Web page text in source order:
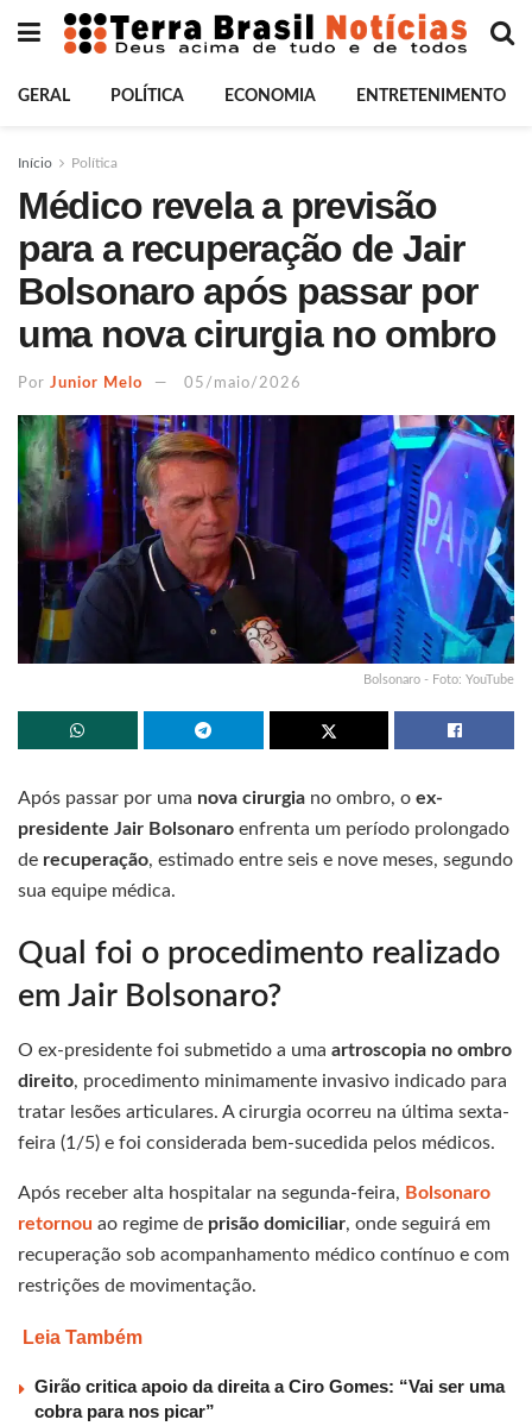
GERAL POLÍTICA ECONOMIA ENTRETENIMENTO
Início Política
Médico revela a previsão
para a recuperação de Jair
Bolsonaro após passar por
uma nova cirurgia no ombro
Por Junior Melo 05/maio/2026
Bolsonaro - Foto: YouTube
Após passar por uma nova cirurgia no ombro, o ex-
presidente Jair Bolsonaro enfrenta um período prolongado
de recuperação, estimado entre seis e nove meses, segundo
sua equipe médica.
Qual foi o procedimento realizado
em Jair Bolsonaro?
O ex-presidente foi submetido a uma artroscopia no ombro
direito, procedimento minimamente invasivo indicado para
tratar lesões articulares. A cirurgia ocorreu na última sexta-
feira (1/5) e foi considerada bem-sucedida pelos médicos.
Após receber alta hospitalar na segunda-feira, Bolsonaro
retornou ao regime de prisão domiciliar, onde seguirá em
recuperação sob acompanhamento médico contínuo e com
restrições de movimentação.
Leia Também
Girão critica apoio da direita a Ciro Gomes: “Vai ser uma
cobra para nos picar”